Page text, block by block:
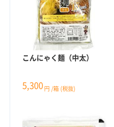
こんにゃく麺（中太）
5,300 円 /箱 (税抜)